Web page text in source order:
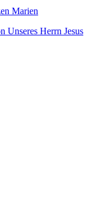
Marien
Unseres Herrn Jesus